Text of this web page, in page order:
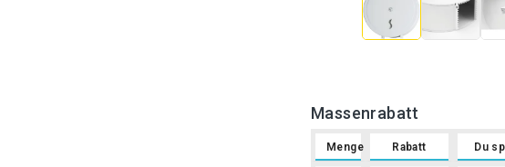
Massenrabatt
Menge Rabatt Du